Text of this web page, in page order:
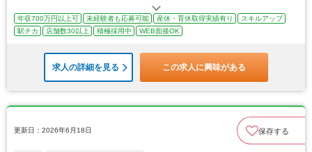
年収700万円以上可 未経験者も応募可能 産休・育休取得実績有り
スキルアップ
駅チカ
店舗数30以上 積極採用中 WEB面接OK
求人の詳細を見る この求人に興味がある
更新日：2026年6月18日 保存する